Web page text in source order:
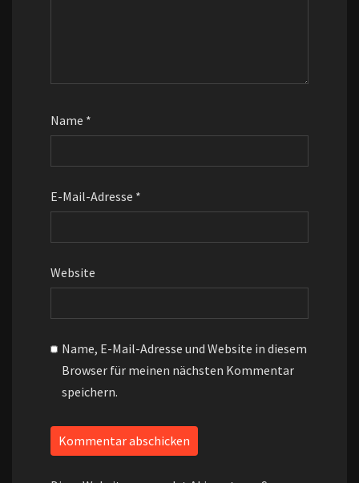
Name *
E-Mail-Adresse *
Website
Name, E-Mail-Adresse und Website in diesem
Browser für meinen nächsten Kommentar
speichern.